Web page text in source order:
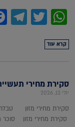
קרא עוד
סקירת מחירי תעשיית
יולי 13, 2026
סקירת מחירי מזון טבלת
סקירת מחירי מזון סוכר מס'5, סוכר מס' 11,